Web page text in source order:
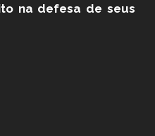
na defesa de seus